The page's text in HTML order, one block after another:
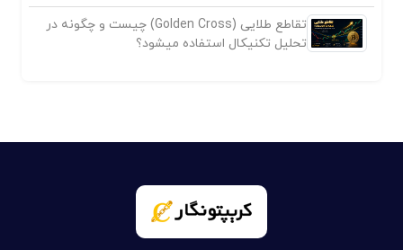
تقاطع طلایی (Golden Cross) چیست و چگونه در
تحلیل تکنیکال استفاده میشود؟